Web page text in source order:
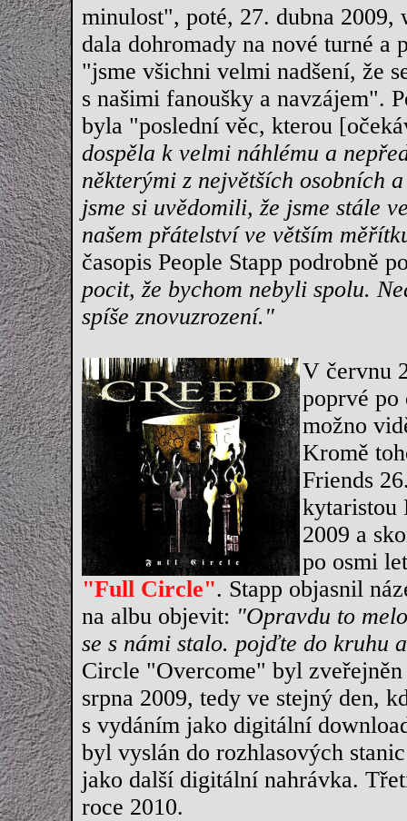
minulost", poté, 27. dubna 2009,
dala dohromady na nové turné a
"jsme všichni velmi nadšení, že
s našimi fanoušky a navzájem".
byla "poslední věc, kterou
dospěla k velmi náhlému a
některými z největších osobních
jsme si uvědomili, že jsme stále
našem přátelství ve větším
časopis People Stapp podrobně
pocit, že bychom nebyli spolu.
spíše znovuzrození."
V červnu
poprvé po
možno
Kromě
Friends
kytaristou
2009 a
po osmi
"Full Circle". Stapp objasnil
na albu objevit: "Opravdu to
se s námi stalo. pojďte do kruhu
Circle "Overcome" byl
srpna 2009, tedy ve stejný den,
s vydáním jako digitální
byl vyslán do rozhlasových
jako další digitální nahrávka.
roce 2010.